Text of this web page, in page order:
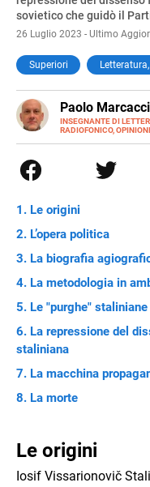
sovietico che guidò il
26 Luglio 2023 - Ultimo
Superiori
Paolo Marcacci
INSEGNANTE DI
RADIOFONICO,
E-
MAIL
Ho trasformato in
passioni, sin
l'antologia sul
questo, mi
vita mia.
Le origini
L’opera politica
La biografia
La metodologia in
Le "purghe" staliniane
La repressione del
staliniana
La macchina
La morte
Le origini
Iosif Vissarionovič